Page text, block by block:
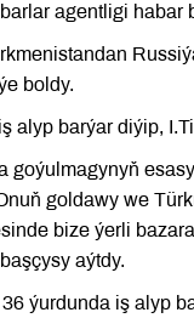
agentligi habar
boldy.
alyp barýar diýip,
goldawy we
bize ýerli
aýtdy.
ýurdunda iş alyp